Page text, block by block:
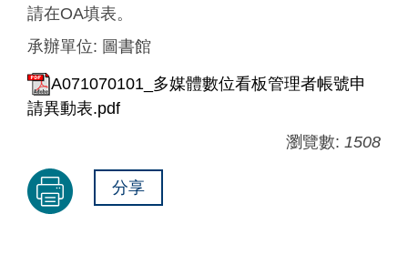
請在OA填表。
承辦單位: 圖書館
A071070101_多媒體數位看板管理者帳號申
請異動表.pdf
瀏覽數: 1508
分享